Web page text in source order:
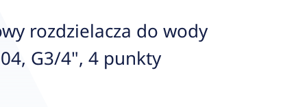
rozdzielacza do wody
G3/4", 4 punkty